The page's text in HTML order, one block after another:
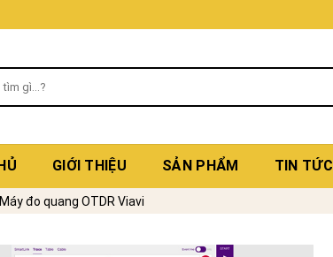
GIỚI THIỆU SẢN PHẨM TIN TỨC
Máy đo quang OTDR Viavi